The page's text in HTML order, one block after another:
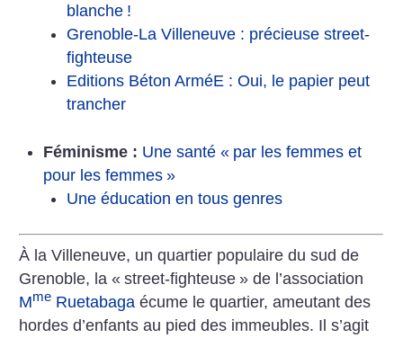
blanche !
Grenoble-La Villeneuve : précieuse street-
fighteuse
Editions Béton ArméE : Oui, le papier peut
trancher
Féminisme : Une santé « par les femmes et
pour les femmes »
Une éducation en tous genres
À la Villeneuve, un quartier populaire du sud de
Grenoble, la « street-­fighteuse » de l’association
Mme Ruetabaga écume le quartier, ameutant des
hordes d’enfants au pied des immeubles. Il s’agit